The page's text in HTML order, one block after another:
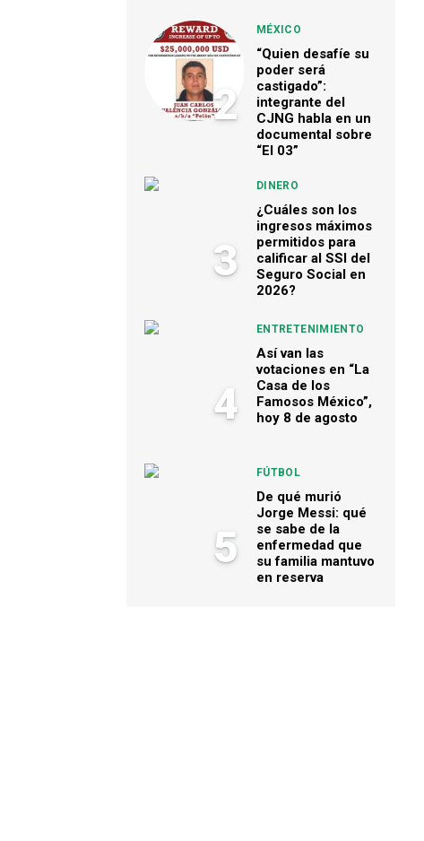
2
MÉXICO
“Quien desafíe su
poder será
castigado”:
integrante del
CJNG habla en un
documental sobre
“El 03”
3
DINERO
¿Cuáles son los
ingresos máximos
permitidos para
calificar al SSI del
Seguro Social en
2026?
4
ENTRETENIMIENTO
Así van las
votaciones en “La
Casa de los
Famosos México”,
hoy 8 de agosto
5
FÚTBOL
De qué murió
Jorge Messi: qué
se sabe de la
enfermedad que
su familia mantuvo
en reserva